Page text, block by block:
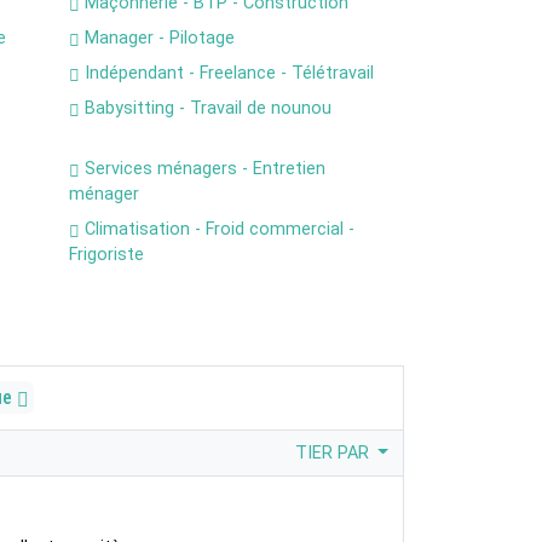
Manager - Pilotage
Indépendant - Freelance - Télétravail
Babysitting - Travail de nounou
Services ménagers - Entretien
ménager
Climatisation - Froid commercial -
Frigoriste
TIER PAR